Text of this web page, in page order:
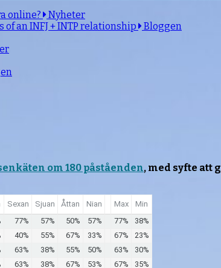
online?
Nyheter
an INFJ + INTP relationship
Bloggen
om 180 påståenden, med syfte att